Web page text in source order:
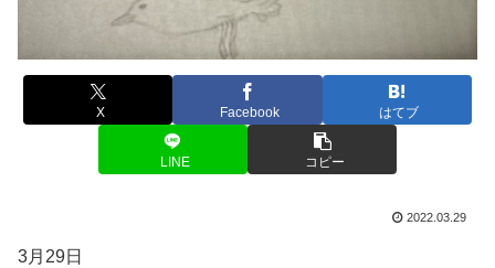
X Facebook はてブ
LINE コピー
2022.03.29
3月29日